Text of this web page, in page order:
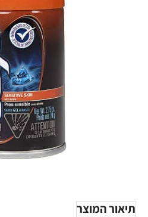
תיאור המוצר